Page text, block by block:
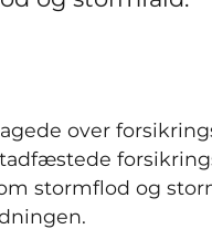
over
stormflod og